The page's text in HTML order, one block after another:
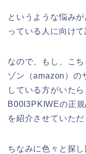
というような悩み
っている人に向け
なので、もし、こ
ゾン（amazon）の
している方がいた
B00I3PKIWEの正
を紹介させていた
ちなみに色々と探